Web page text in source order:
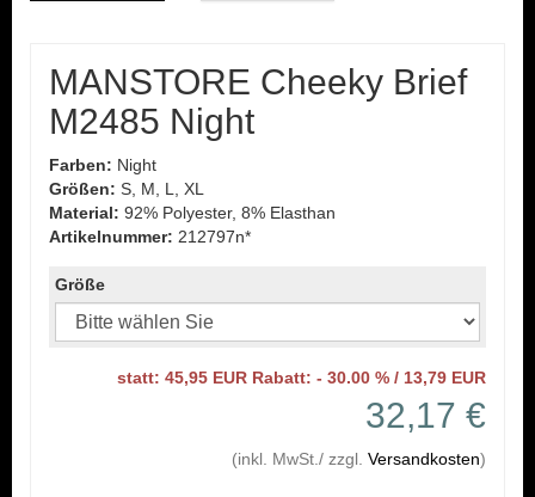
MANSTORE Cheeky Brief
M2485 Night
Farben: Night
Größen: S, M, L, XL
Material: 92% Polyester, 8% Elasthan
Artikelnummer: 212797n*
Größe
statt: 45,95 EUR Rabatt: - 30.00 % / 13,79 EUR
32,17 €
(inkl. MwSt./ zzgl. Versandkosten)